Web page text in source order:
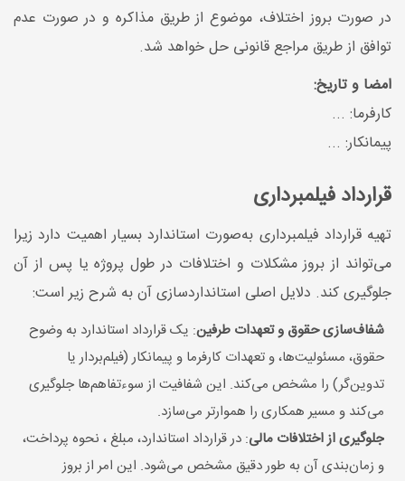
در صورت بروز اختلاف، موضوع از طریق مذاکره و در صورت عدم
توافق از طریق مراجع قانونی حل خواهد شد.
امضا و تاریخ:
کارفرما: ...
پیمانکار: ...
قرارداد فیلمبرداری
تهیه قرارداد فیلمبرداری به‌صورت استاندارد بسیار اهمیت دارد زیرا
می‌تواند از بروز مشکلات و اختلافات در طول پروژه یا پس از آن
جلوگیری کند. دلایل اصلی استانداردسازی آن به شرح زیر است:
شفاف‌سازی حقوق و تعهدات طرفین: یک قرارداد استاندارد به وضوح
حقوق، مسئولیت‌ها، و تعهدات کارفرما و پیمانکار (فیلم‌بردار یا
تدوین‌گر) را مشخص می‌کند. این شفافیت از سوءتفاهم‌ها جلوگیری
می‌کند و مسیر همکاری را هموارتر می‌سازد.
جلوگیری از اختلافات مالی: در قرارداد استاندارد، مبلغ ، نحوه پرداخت،
و زمان‌بندی آن به طور دقیق مشخص می‌شود. این امر از بروز